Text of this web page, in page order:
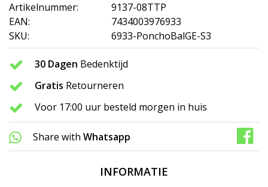
Artikelnummer:
9137-08TTP
EAN:
7434003976933
SKU:
6933-PonchoBalGE-S3
30 Dagen Bedenktijd
Gratis Retourneren
Voor 17:00 uur besteld morgen in huis
Share with Whatsapp
INFORMATIE